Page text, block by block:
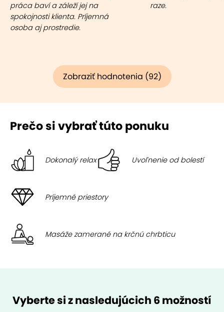
práca baví a záleží jej na
spokojnosti klienta. Príjemná
osoba aj prostredie.
raze.
Zobraziť hodnotenia (92)
Prečo si vybrať túto ponuku
Dokonalý relax Uvoľnenie od bolestí
Príjemné priestory
Masáže zamerané na krčnú chrbticu
Vyberte si z nasledujúcich 6 možností